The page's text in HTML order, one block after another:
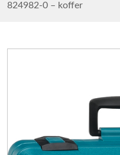
824982-0 – koffer